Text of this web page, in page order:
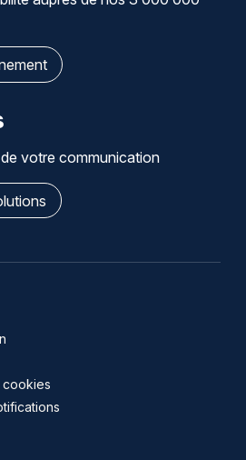
votre communication
cookies